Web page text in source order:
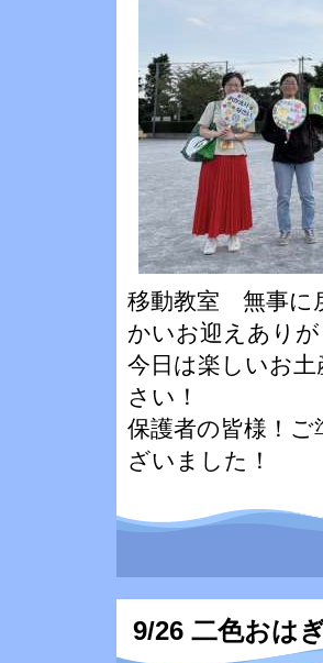
移動教室 無事に
かいお迎えあり
今日は楽しいお
さい！
保護者の皆様！
ざいました！
9/26 二色おは